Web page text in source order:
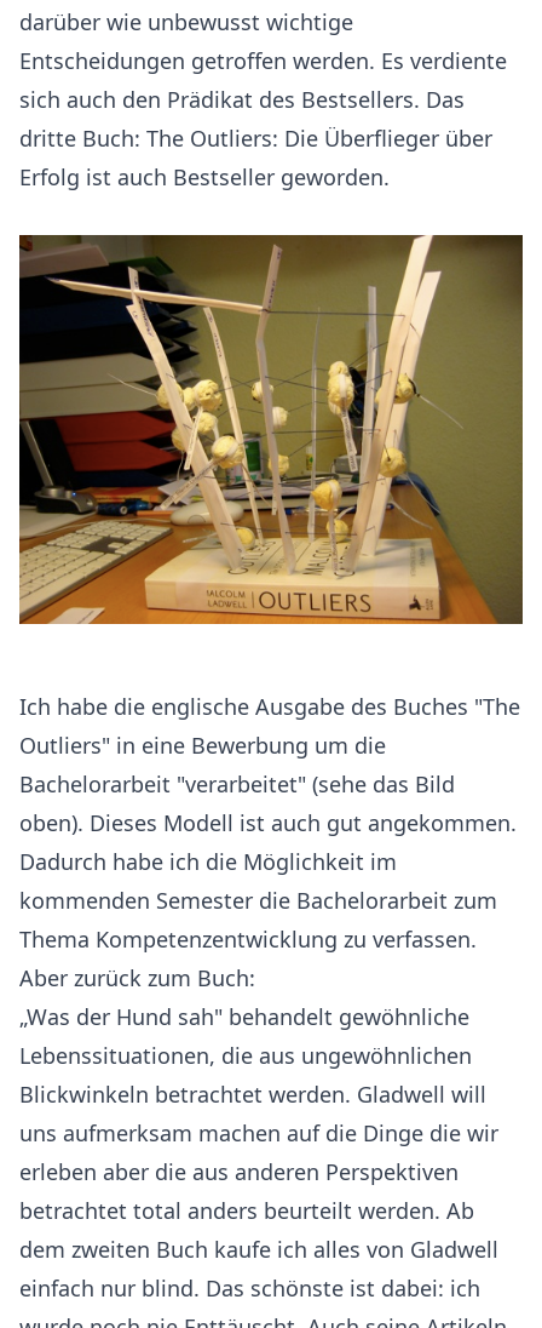
darüber wie unbewusst wichtige
Entscheidungen getroffen werden. Es verdiente
sich auch den Prädikat des Bestsellers. Das
dritte Buch: The Outliers: Die Überflieger über
Erfolg ist auch Bestseller geworden.
Ich habe die englische Ausgabe des Buches "The
Outliers" in eine Bewerbung um die
Bachelorarbeit "verarbeitet" (sehe das Bild
oben). Dieses Modell ist auch gut angekommen.
Dadurch habe ich die Möglichkeit im
kommenden Semester die Bachelorarbeit zum
Thema Kompetenzentwicklung zu verfassen.
Aber zurück zum Buch:
„Was der Hund sah" behandelt gewöhnliche
Lebenssituationen, die aus ungewöhnlichen
Blickwinkeln betrachtet werden. Gladwell will
uns aufmerksam machen auf die Dinge die wir
erleben aber die aus anderen Perspektiven
betrachtet total anders beurteilt werden. Ab
dem zweiten Buch kaufe ich alles von Gladwell
einfach nur blind. Das schönste ist dabei: ich